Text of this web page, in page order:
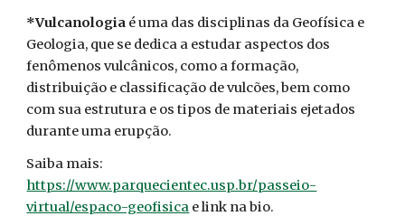
*Vulcanologia é uma das disciplinas da Geofísica e
Geologia, que se dedica a estudar aspectos dos
fenômenos vulcânicos, como a formação,
distribuição e classificação de vulcões, bem como
com sua estrutura e os tipos de materiais ejetados
durante uma erupção.
Saiba mais:
https://www.parquecientec.usp.br/passeio-
virtual/espaco-geofisica e link na bio.